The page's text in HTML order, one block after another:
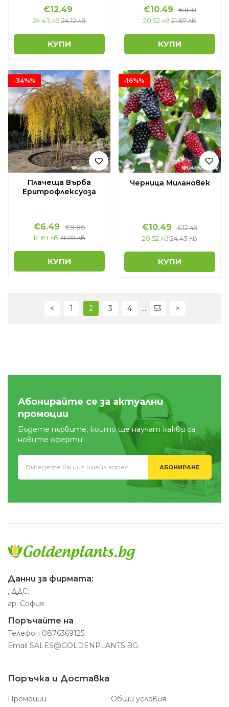
€12.49
24.43 лв 24.12 лв
КУПИ
€10.49
€11.18
20.52 лв 21.87 лв
КУПИ
-34%%
Плачеща Върба
Еритрофлексуоза
€6.49
€9.86
12.69 лв 19.28 лв
КУПИ
-16%%
Черница Милановек
€10.49
€12.49
20.52 лв 24.43 лв
КУПИ
< 1 2 3 4 ... 53 >
Абонирайте се за актуални
промоции
Бъдете първите, които ще научат какви са
новите оферти!
АБОНИРАНЕ
Данни за фирмата:
, ДДС:
гр. София
Поръчайте на
Телефон 0876369125
Email SALES@GOLDENPLANTS.BG
Поръчка и Доставка
Промоции Общи условия